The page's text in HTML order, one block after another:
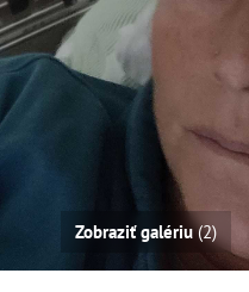
Zobraziť galériu(2)